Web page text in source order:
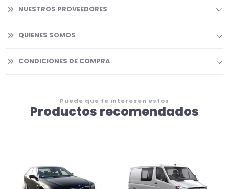
NUESTROS PROVEEDORES
QUIENES SOMOS
CONDICIONES DE COMPRA
Puede que te interesen estos
Productos recomendados